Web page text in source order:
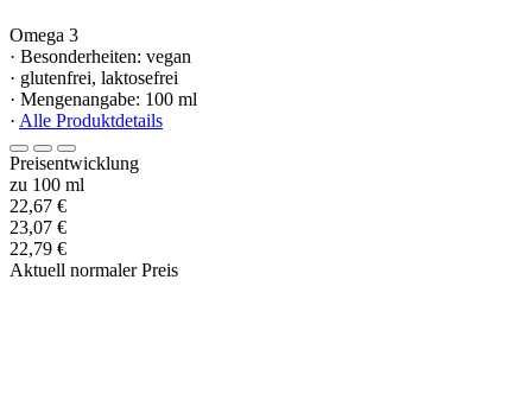
Omega 3
· Besonderheiten: vegan
· glutenfrei, laktosefrei
· Mengenangabe: 100 ml
· Alle Produktdetails
Preisentwicklung
zu 100 ml
22,67 €
23,07 €
22,79 €
Aktuell normaler Preis